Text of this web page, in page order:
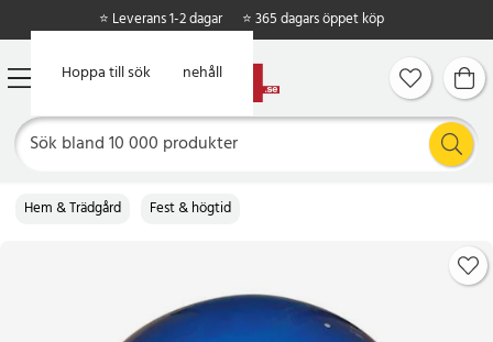
Hoppa till huvudinnehåll
Hoppa till sök
⭐ Leverans 1-2 dagar ⭐ 365 dagars öppet köp
Hem & Trädgård Fest & högtid